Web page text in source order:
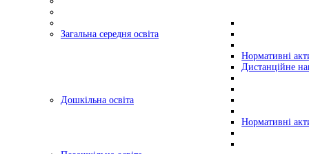
Загальна середня освіта
Нормативні
Дистанційне
Дошкільна освіта
Нормативні